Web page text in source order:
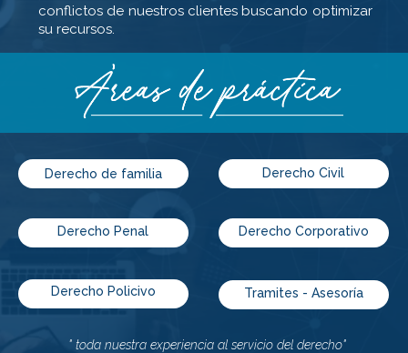
Tramites - Asesoría
conflictos de nuestros clientes buscando optimizar
su recursos.
Derecho de familia
Derecho Penal
Derecho Policivo
Derecho Civil
Derecho Corporativo
" toda nuestra experiencia al servicio del derecho"